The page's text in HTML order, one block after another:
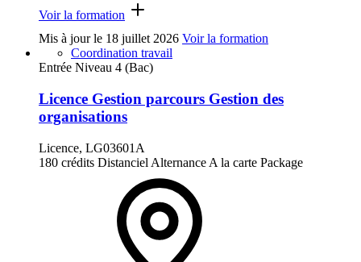
Voir la formation
Mis à jour le 18 juillet 2026 Voir la formation
Coordination travail
Entrée Niveau 4 (Bac)
Licence Gestion parcours Gestion des
organisations
Licence, LG03601A
180 crédits Distanciel Alternance A la carte Package